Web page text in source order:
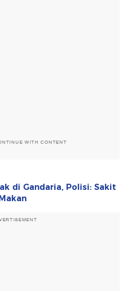
WITH CONTENT
di Gandaria, Polisi: Sakit